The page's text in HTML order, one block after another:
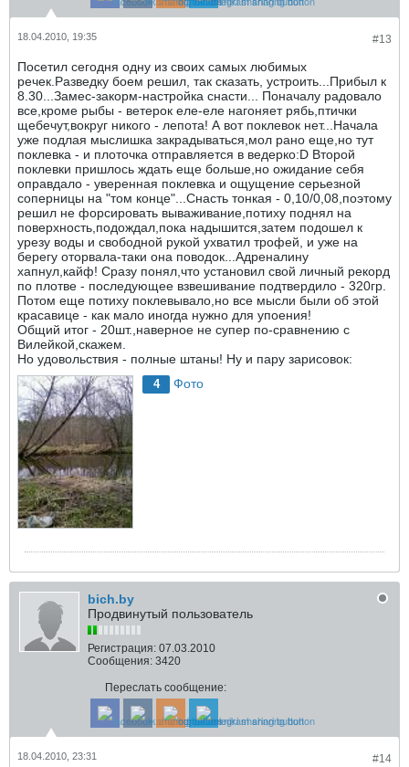
#13
18.04.2010, 19:35
Посетил сегодня одну из своих самых любимых
речек.Разведку боем решил, так сказать, устроить...Прибыл к
8.30...Замес-закорм-настройка снасти... Поначалу радовало
все,кроме рыбы - ветерок еле-еле нагоняет рябь,птички
щебечут,вокруг никого - лепота! А вот поклевок нет...Начала
уже подлая мыслишка закрадываться,мол рано еще,но тут
поклевка - и плоточка отправляется в ведерко:D Второй
поклевки пришлось ждать еще больше,но ожидание себя
оправдало - уверенная поклевка и ощущение серьезной
соперницы на "том конце"...Снасть тонкая - 0,10/0,08,поэтому
решил не форсировать вываживание,потиху поднял на
поверхность,подождал,пока надышится,затем подошел к
урезу воды и свободной рукой ухватил трофей, и уже на
берегу оторвала-таки она поводок...Адреналину
хапнул,кайф! Сразу понял,что установил свой личный рекорд
по плотве - последующее взвешивание подтвердило - 320гр.
Потом еще потиху поклевывало,но все мысли были об этой
красавице - как мало иногда нужно для упоения!
Общий итог - 20шт.,наверное не супер по-сравнению с
Вилейкой,скажем.
Но удовольствия - полные штаны! Ну и пару зарисовок:
4 Фото
bich.by
Продвинутый пользователь
Регистрация: 07.03.2010
Сообщения: 3420
Переслать сообщение:
#14
18.04.2010, 23:31